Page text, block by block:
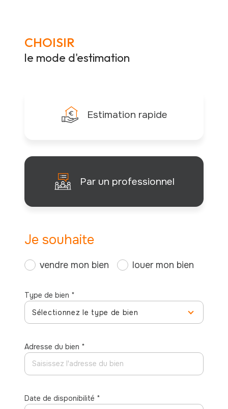
CHOISIR
le mode d'estimation
Estimation rapide
Par un professionnel
J'obtiens une estimation en 4 étapes
1 2 3 4
Appartement
Je souhaite
vendre mon bien louer mon bien
Type de bien *
Sélectionnez le type de bien
Adresse du bien *
Date de disponibilité *